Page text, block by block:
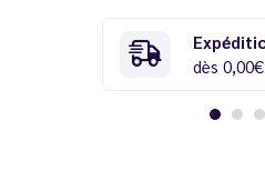
dès